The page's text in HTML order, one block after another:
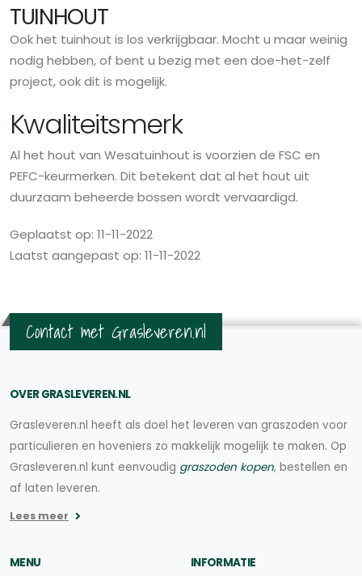
TUINHOUT
Ook het tuinhout is los verkrijgbaar. Mocht u maar weinig
nodig hebben, of bent u bezig met een doe-het-zelf
project, ook dit is mogelijk.
Kwaliteitsmerk
Al het hout van Wesatuinhout is voorzien de FSC en
PEFC-keurmerken. Dit betekent dat al het hout uit
duurzaam beheerde bossen wordt vervaardigd.
Geplaatst op: 11-11-2022
Laatst aangepast op: 11-11-2022
Contact met Grasleveren.nl
OVER GRASLEVEREN.NL
Grasleveren.nl heeft als doel het leveren van graszoden voor
particulieren en hoveniers zo makkelijk mogelijk te maken. Op
Grasleveren.nl kunt eenvoudig graszoden kopen, bestellen en
af laten leveren.
Lees meer
MENU
INFORMATIE